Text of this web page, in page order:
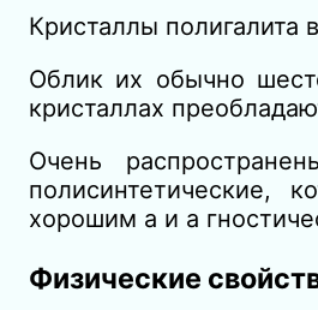
Кристаллы полигалита
Облик их обычно
кристаллах
Очень
полисинтетические,
хорошим а и а
Физические